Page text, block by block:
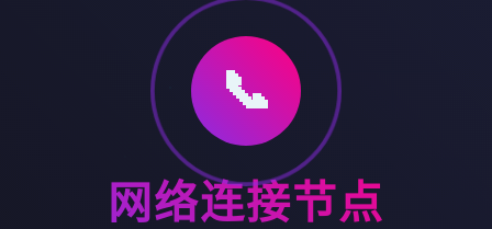
📞
网络连接节点